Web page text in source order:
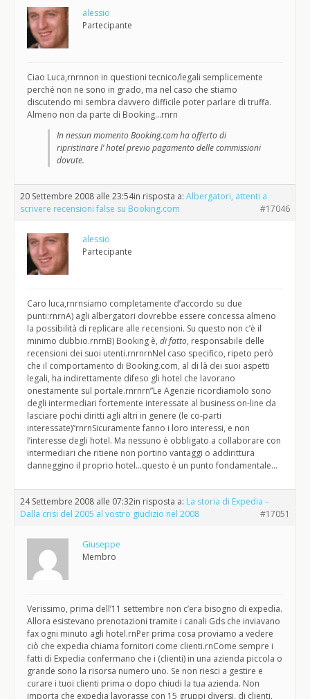
alessio
Partecipante
Ciao Luca,rnrnnon in questioni tecnico/legali semplicemente
perché non ne sono in grado, ma nel caso che stiamo
discutendo mi sembra davvero difficile poter parlare di truffa.
Almeno non da parte di Booking…rnrn
In nessun momento Booking.com ha offerto di
ripristinare l’ hotel previo pagamento delle commissioni
dovute.
20 Settembre 2008 alle 23:54in risposta a: Albergatori, attenti a
scrivere recensioni false su Booking.com
#17046
alessio
Partecipante
Caro luca,rnrnsiamo completamente d’accordo su due
punti:rnrnA) agli albergatori dovrebbe essere concessa almeno
la possibilità di replicare alle recensioni. Su questo non c’è il
minimo dubbio.rnrnB) Booking è, di fatto, responsabile delle
recensioni dei suoi utenti.rnrnrnNel caso specifico, ripeto però
che il comportamento di Booking.com, al di là dei suoi aspetti
legali, ha indirettamente difeso gli hotel che lavorano
onestamente sul portale.rnrnrn”Le Agenzie ricordiamolo sono
degli intermediari fortemente interessate al business on-line da
lasciare pochi diritti agli altri in genere (le co-parti
interessate)”rnrnSicuramente fanno i loro interessi, e non
l’interesse degli hotel. Ma nessuno è obbligato a collaborare con
intermediari che ritiene non portino vantaggi o addirittura
danneggino il proprio hotel…questo è un punto fondamentale…
24 Settembre 2008 alle 07:32in risposta a: La storia di Expedia –
Dalla crisi del 2005 al vostro giudizio nel 2008
#17051
Giuseppe
Membro
Verissimo, prima dell’11 settembre non c’era bisogno di expedia.
Allora esistevano prenotazioni tramite i canali Gds che inviavano
fax ogni minuto agli hotel.rnPer prima cosa proviamo a vedere
ciò che expedia chiama fornitori come clienti.rnCome sempre i
fatti di Expedia confermano che i (clienti) in una azienda piccola o
grande sono la risorsa numero uno. Se non riesci a gestire e
curare i tuoi clienti prima o dopo chiudi la tua azienda. Non
importa che expedia lavorasse con 15 gruppi diversi, di clienti,